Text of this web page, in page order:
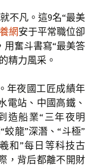
不凡。這9名“最美
網安于平常職位卻
奮斗書寫“最美答
精力風采。
年夜國工匠成績年
電站、中國高鐵、
造船業“三年夜明
龍”深潛、“斗極”
和”每日等科技古
，背后都離不開財